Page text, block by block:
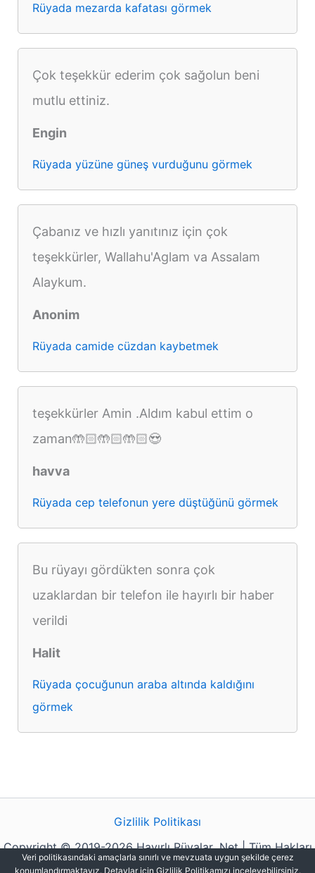
Rüyada mezarda kafatası görmek
Çok teşekkür ederim çok sağolun beni
mutlu ettiniz.
Engin
Rüyada yüzüne güneş vurduğunu görmek
Çabanız ve hızlı yanıtınız için çok
teşekkürler, Wallahu'Aglam va Assalam
Alaykum.
Anonim
Rüyada camide cüzdan kaybetmek
teşekkürler Amin .Aldım kabul ettim o
zaman🤲🏻🤲🏻🤲🏻😍
havva
Rüyada cep telefonun yere düştüğünü görmek
Bu rüyayı gördükten sonra çok
uzaklardan bir telefon ile hayırlı bir haber
verildi
Halit
Rüyada çocuğunun araba altında kaldığını
görmek
Gizlilik Politikası
Copyright © 2019-2026 Hayırlı Rüyalar .Net | Tüm Hakları
Saklıdır.
Veri politikasındaki amaçlarla sınırlı ve mevzuata uygun şekilde çerez
konumlandırmaktayız. Detaylar için Gizlilik Politikamızı inceleyebilirsiniz.